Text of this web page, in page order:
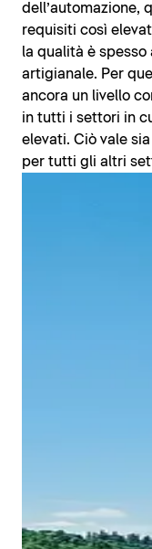
dell’automazione,
requisiti così
la qualità è
artigianale. Per
ancora un livello
in tutti i settori in
elevati. Ciò vale
per tutti gli altri